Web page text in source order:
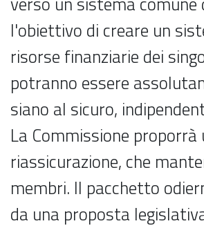
l'obiettivo di creare un
risorse finanziarie dei
potranno essere
siano al sicuro,
La Commissione
riassicurazione, che
membri. Il pacchetto
da una proposta